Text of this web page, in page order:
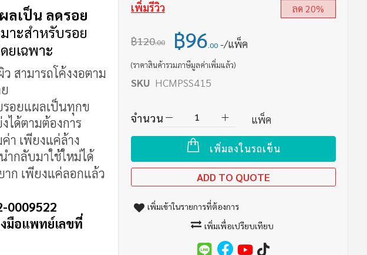
ลเป็น ลดรอย
มาะสำหรับรอย
ยเฉพาะ
สามารถโค้งงอตาม
รอยแผลเป็นทุกข
ได้ตามต้องการ
า เพียงแค่ล้าง
ำกลับมาใช้ใหม่ได้
าก เพียงแค่ลอกแล้ว
0009522
มือแพทย์เลขที่
เพิ่มรีวิว
฿120.00 ฿96.00 /แพ็ค
ลด 20%
(ราคาสินค้ารวมภาษีมูลค่าเพิ่มแล้ว)
SKU HCMPSS415
จำนวน แพ็ค
เพิ่มลงในรถเข็น
ADD TO QUOTE
เพิ่มเข้าในรายการที่ต้องการ
เพิ่มเพื่อเปรียบเทียบ